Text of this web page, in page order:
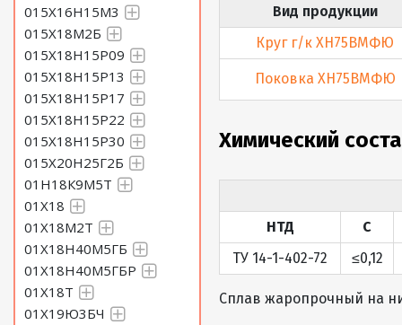
015Х16Н15М3
015Х18М2Б
015Х18Н15Р09
015Х18Н15Р13
015Х18Н15Р17
015Х18Н15Р22
015Х18Н15Р30
015Х20Н25Г2Б
01Н18К9М5Т
01Х18
01Х18М2Т
01Х18Н40М5ГБ
01Х18Н40М5ГБР
01Х18Т
01Х19Ю3БЧ
Вид продукции
Круг г/к ХН75ВМФЮ
Поковка ХН75ВМФЮ
Химический
НТД
C
ТУ 14-1-402-72
≤0,12
Сплав жаропрочный на